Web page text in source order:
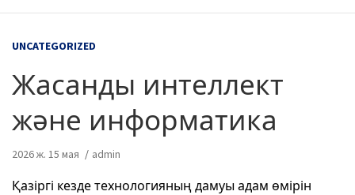
UNCATEGORIZED
Жасанды интеллект
және информатика
2026 ж. 15 мая admin
Қазіргі кезде технологияның дамуы адам өмірін